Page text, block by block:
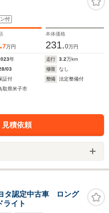
付
7万円
本体価格
231.0万円
年 走行 3.2万km
03 修復
なし
証付 整備
法定整備付
取県米子市
積依頼
タ認定中古車 ロング
イト